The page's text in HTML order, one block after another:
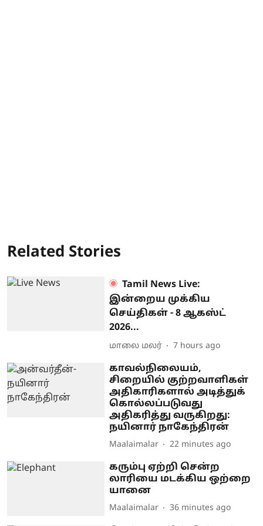
Related Stories
Tamil News Live:
இன்றைய முக்கிய
செய்திகள் - 8 ஆகஸ்ட்
2026...
மாலை மலர் 7 hours ago
காவல்நிலையம்,
சிறையில் குற்றவாளிகள்
அதிகாரிகளால் அடித்துக்
கொல்லப்படுவது
அதிகரித்து வருகிறது:
நயினார் நாகேந்திரன்
Maalaimalar 22 minutes ago
கரும்பு ஏற்றி சென்ற
லாரியை மடக்கிய ஒற்றை
யானை
Maalaimalar 36 minutes ago